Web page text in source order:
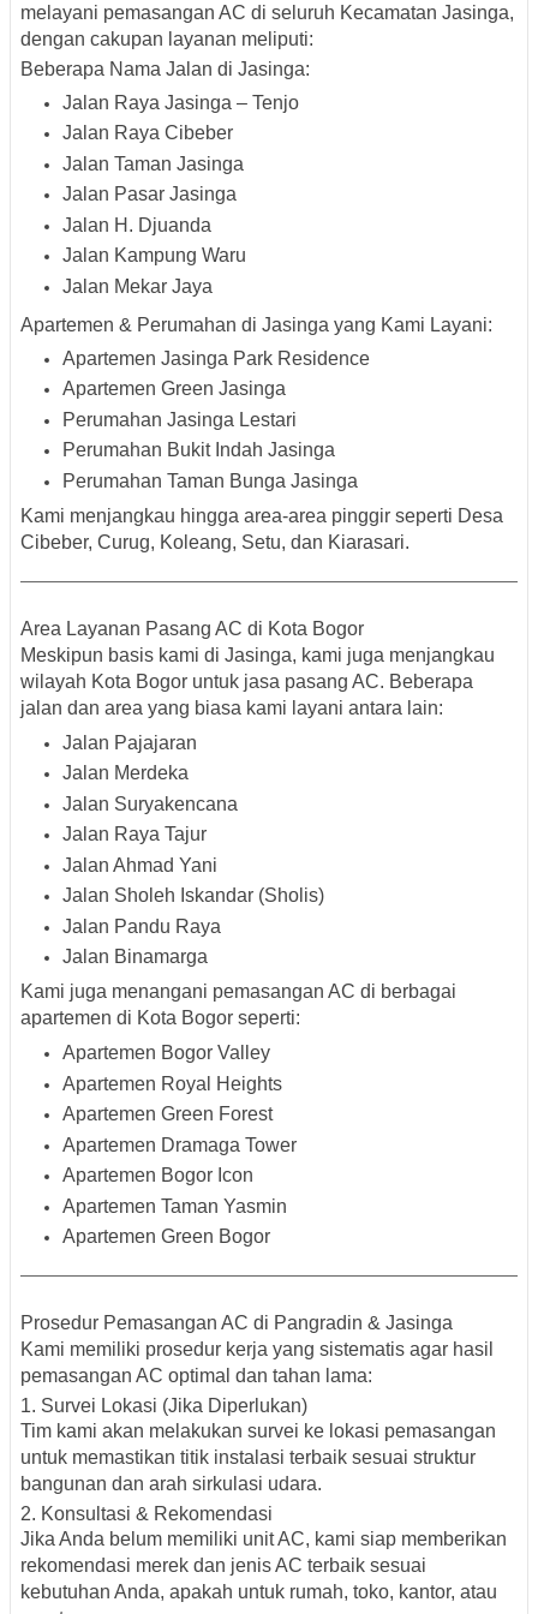
melayani pemasangan AC di seluruh Kecamatan Jasinga,
dengan cakupan layanan meliputi:
Beberapa Nama Jalan di Jasinga:
Jalan Raya Jasinga – Tenjo
Jalan Raya Cibeber
Jalan Taman Jasinga
Jalan Pasar Jasinga
Jalan H. Djuanda
Jalan Kampung Waru
Jalan Mekar Jaya
Apartemen & Perumahan di Jasinga yang Kami Layani:
Apartemen Jasinga Park Residence
Apartemen Green Jasinga
Perumahan Jasinga Lestari
Perumahan Bukit Indah Jasinga
Perumahan Taman Bunga Jasinga
Kami menjangkau hingga area-area pinggir seperti Desa
Cibeber, Curug, Koleang, Setu, dan Kiarasari.
Area Layanan Pasang AC di Kota Bogor
Meskipun basis kami di Jasinga, kami juga menjangkau
wilayah Kota Bogor untuk jasa pasang AC. Beberapa
jalan dan area yang biasa kami layani antara lain:
Jalan Pajajaran
Jalan Merdeka
Jalan Suryakencana
Jalan Raya Tajur
Jalan Ahmad Yani
Jalan Sholeh Iskandar (Sholis)
Jalan Pandu Raya
Jalan Binamarga
Kami juga menangani pemasangan AC di berbagai
apartemen di Kota Bogor seperti:
Apartemen Bogor Valley
Apartemen Royal Heights
Apartemen Green Forest
Apartemen Dramaga Tower
Apartemen Bogor Icon
Apartemen Taman Yasmin
Apartemen Green Bogor
Prosedur Pemasangan AC di Pangradin & Jasinga
Kami memiliki prosedur kerja yang sistematis agar hasil
pemasangan AC optimal dan tahan lama:
1. Survei Lokasi (Jika Diperlukan)
Tim kami akan melakukan survei ke lokasi pemasangan
untuk memastikan titik instalasi terbaik sesuai struktur
bangunan dan arah sirkulasi udara.
2. Konsultasi & Rekomendasi
Jika Anda belum memiliki unit AC, kami siap memberikan
rekomendasi merek dan jenis AC terbaik sesuai
kebutuhan Anda, apakah untuk rumah, toko, kantor, atau